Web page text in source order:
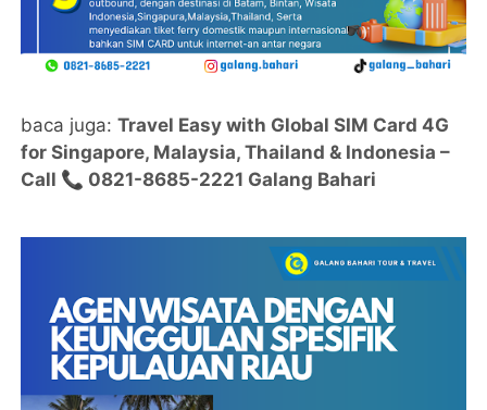
baca juga:Travel Easy with Global SIM Card 4G
for Singapore, Malaysia, Thailand & Indonesia –
Call 📞 0821-8685-2221 Galang Bahari